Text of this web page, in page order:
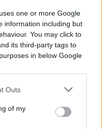
one or more Google
information including but
You may click to
its third-party tags to
in below Google
Outs
of mye gli scontri
ospedali svizzeri